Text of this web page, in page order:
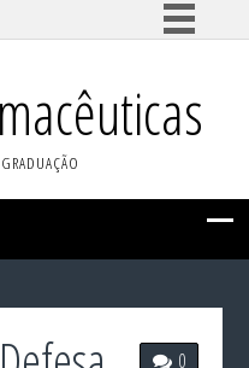
Comunica BR
Participe
Acesso à informação
0